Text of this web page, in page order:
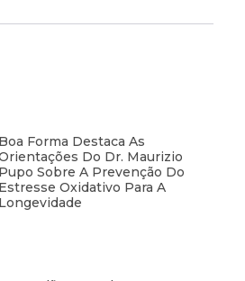
Boa Forma Destaca As
Do Dr. Maurizio
Pupo Sobre A Prevenção Do
Estresse Oxidativo Para A
Longevidade